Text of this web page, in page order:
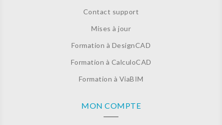
Contact support
Mises à jour
Formation à DesignCAD
Formation à CalculoCAD
Formation à ViaBIM
MON COMPTE